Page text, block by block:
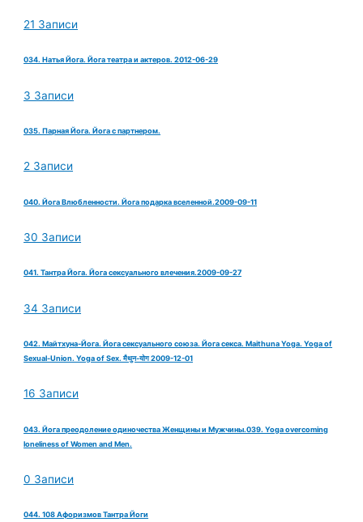
21 Записи
034. Натья Йога. Йога театра и актеров. 2012-06-29
3 Записи
035. Парная Йога. Йога с партнером.
2 Записи
040. Йога Влюбленности. Йога подарка вселенной.2009-09-11
30 Записи
041. Тантра Йога. Йога сексуального влечения.2009-09-27
34 Записи
042. Майтхуна-Йога. Йога сексуального союза. Йога секса. Maithuna Yoga. Yoga of
Sexual-Union. Yoga of Sex. मैथुन-योग 2009-12-01
16 Записи
043. Йога преодоление одиночества Женщины и Мужчины.039. Yoga overcoming
loneliness of Women and Men.
0 Записи
044. 108 Афоризмов Тантра Йоги